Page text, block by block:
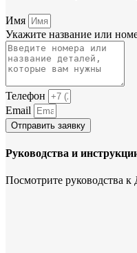
Имя
Укажите название или
Телефон
Email
Отправить заявку
Руководства и
Посмотрите руководства